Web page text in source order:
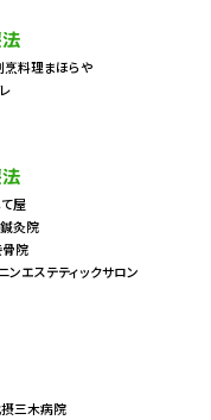
烹料理まほらや
屋
灸院
骨院
ンエステティックサロン
三木病院